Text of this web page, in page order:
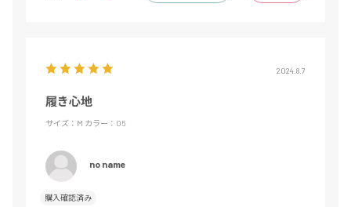
2024.8.7
履き心地
サイズ：M カラー：05
no name
購入確認済み